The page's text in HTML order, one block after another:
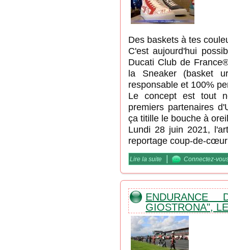
Des baskets à tes
C'est aujourd'hui
Ducati Club de
la Sneaker (basket
responsable et 100%
Le concept est tout
premiers partenaires
ça titille le bouche à
Lundi 28 juin 2021,
reportage coup-de-
Lire la suite de Des baskets
Connectez-
GIOSTRONA",